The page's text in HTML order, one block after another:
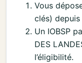
Vous
clés)
Un IOBSP
DES
l’éligibilité.